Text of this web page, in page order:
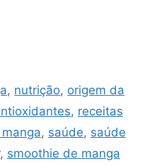
, nutrição, origem da
, receitas
, saúde, saúde
, smoothie de manga